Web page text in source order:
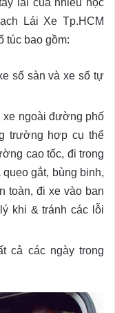
lái của nhiều học
Lái Xe Tp.HCM
túc bao gồm:
số sàn và xe số tự
xe ngoài đường phố
trường hợp cụ thể
cao tốc, đi trong
gắt, bùng binh,
toàn, đi xe vào ban
khi & tránh các lỗi
cả các ngày trong